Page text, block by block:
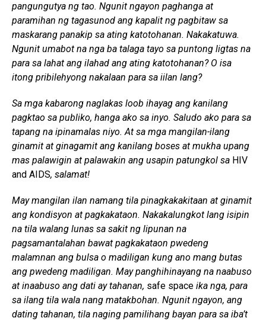
pangungutya ng tao. Ngunit ngayon paghanga at
paramihan ng tagasunod ang kapalit ng pagbitaw sa
maskarang panakip sa ating katotohanan. Nakakatuwa.
Ngunit umabot na nga ba talaga tayo sa puntong ligtas na
para sa lahat ang ilahad ang ating katotohanan? O isa
itong pribilehyong nakalaan para sa iilan lang?
Sa mga kabarong naglakas loob ihayag ang kanilang
pagktao sa publiko, hanga ako sa inyo. Saludo ako para sa
tapang na ipinamalas niyo. At sa mga mangilan-ilang
ginamit at ginagamit ang kanilang boses at mukha upang
mas palawigin at palawakin ang usapin patungkol sa HIV
and AIDS, salamat!
May mangilan ilan namang tila pinagkakakitaan at ginamit
ang kondisyon at pagkakataon. Nakakalungkot lang isipin
na tila walang lunas sa sakit ng lipunan na
pagsamantalahan bawat pagkakataon pwedeng
malamnan ang bulsa o madiligan kung ano mang butas
ang pwedeng madiligan. May panghihinayang na naabuso
at inaabuso ang dati ay tahanan, safe space ika nga, para
sa ilang tila wala nang matakbohan. Ngunit ngayon, ang
dating tahanan, tila naging pamilihang bayan para sa iba’t